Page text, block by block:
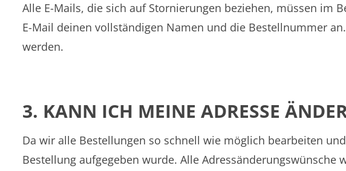
Alle E-Mails, die sich auf Stornierungen beziehen, müssen im
E-Mail deinen vollständigen Namen und die Bestellnummer
werden.
3. KANN ICH MEINE ADRESSE
Da wir alle Bestellungen so schnell wie möglich bearbeiten
Bestellung aufgegeben wurde. Alle